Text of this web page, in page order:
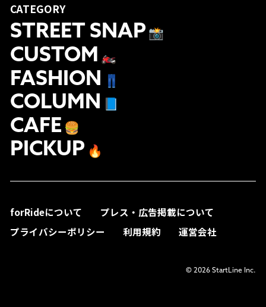
CATEGORY
STREET SNAP 📸
CUSTOM 🏍
FASHION 👖
COLUMN
CAFE 🍔
PICKUP 🔥
forRideについて
プレス・広告掲載について
プライバシーポリシー
利用規約 運営会社
© 2026 StartLine Inc.